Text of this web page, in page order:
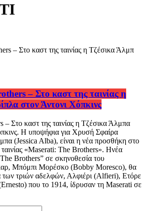
– Στο καστ της ταινίας η
στον Άντονι Χόπκινς
Στο καστ της ταινίας η Τζέσικα Άλμπα
Η υποψήφια για Χρυσή Σφαίρα
(Jessica Alba), είναι η νέα προσθήκη στο
ταινίας «Maserati: The Brothers». Ηνέα
Brothers” σε σκηνοθεσία του
Μπόμπι Μορέσκο (Bobby Moresco), θα
των τριών αδελφών, Αλφιέρι (Alfieri), Ετόρε
που το 1914, ίδρυσαν τη Maserati σε